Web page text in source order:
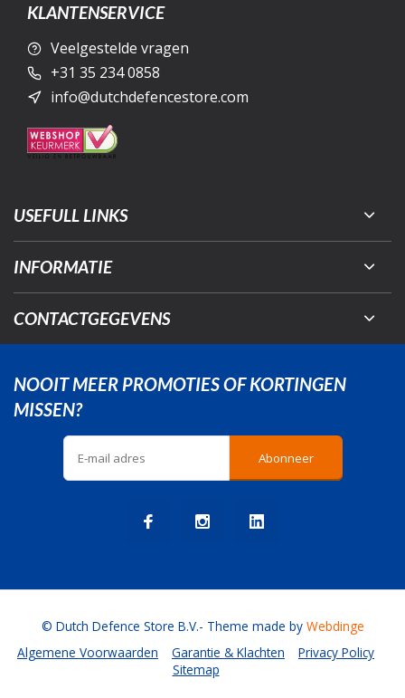
KLANTENSERVICE
Veelgestelde vragen
+31 35 234 0858
info@dutchdefencestore.com
USEFULL LINKS
INFORMATIE
CONTACTGEGEVENS
NOOIT MEER PROMOTIES OF KORTINGEN
MISSEN?
Abonneer
Algemene Voorwaarden Garantie & Klachten
Privacy Policy
Sitemap
© Dutch Defence Store B.V.- Theme made by Webdinge